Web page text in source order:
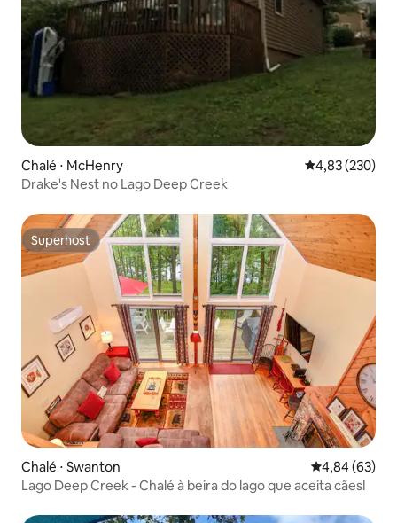
Chalé ⋅ McHenry 4,83 de uma
4,83 (230)
Drake's Nest no Lago Deep Creek
Superhost
Superhost
Chalé ⋅ Swanton 4,84 de uma
4,84 (63)
Lago Deep Creek - Chalé à beira do lago que aceita cães!